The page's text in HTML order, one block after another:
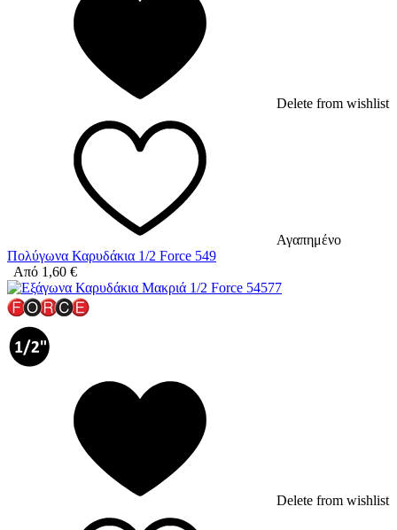
Delete from wishlist
Αγαπημένο
Πολύγωνα Καρυδάκια 1/2 Force 549
Από 1,60 €
Delete from wishlist